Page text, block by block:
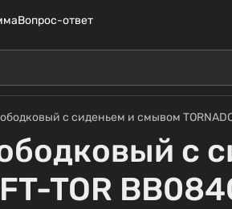
Вопрос-ответ
с сиденьем и смывом
с
TOR